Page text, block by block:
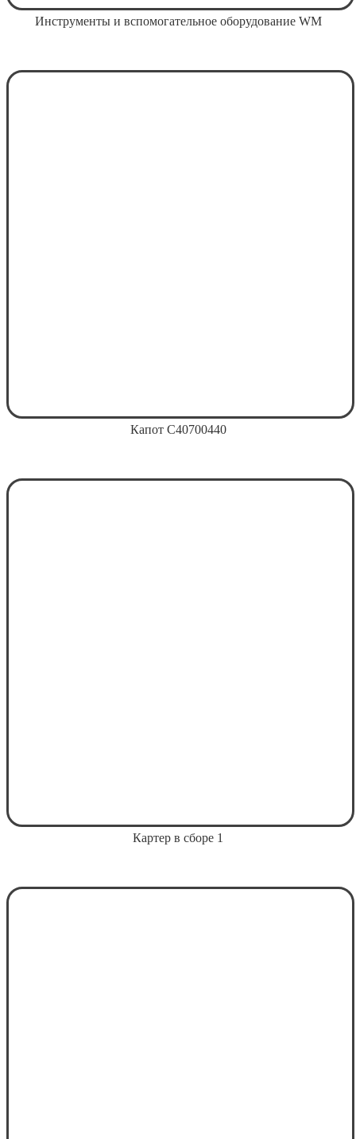
Инструменты и вспомогательное оборудование WM
Капот С40700440
Картер в сборе 1